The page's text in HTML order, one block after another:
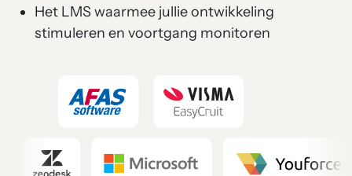
Het LMS waarmee jullie ontwikkeling
stimuleren en voortgang monitoren